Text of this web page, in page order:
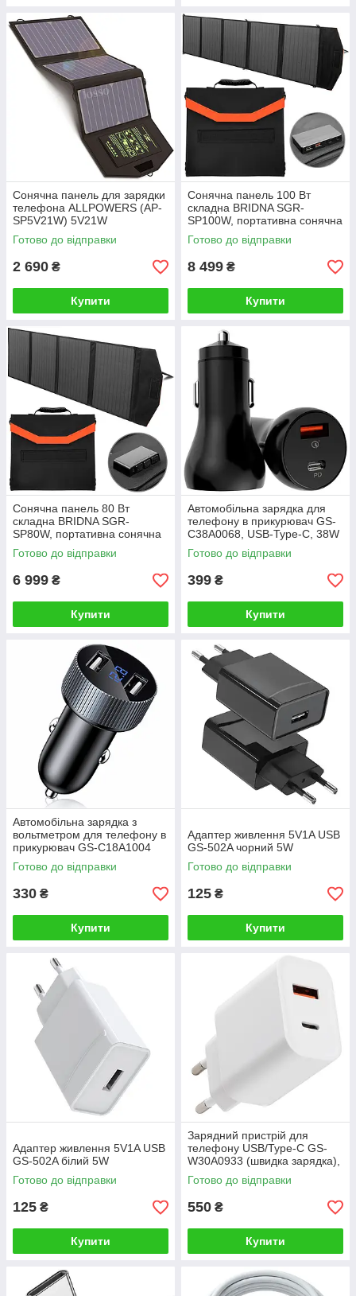
Сонячна панель для зарядки
телефона ALLPOWERS (AP-
SP5V21W) 5V21W
Готово до відправки
2 690 ₴
Купити
Сонячна панель 100 Вт
складна BRIDNA SGR-
SP100W, портативна сонячна
батарея
Готово до відправки
8 499 ₴
Купити
Сонячна панель 80 Вт
складна BRIDNA SGR-
SP80W, портативна сонячна
батарея
Готово до відправки
6 999 ₴
Купити
Автомобільна зарядка для
телефону в прикурювач GS-
C38A0068, USB-Type-C, 38W
Готово до відправки
399 ₴
Купити
Автомобільна зарядка з
вольтметром для телефону в
прикурювач GS-C18A1004
USB, 12W
Готово до відправки
330 ₴
Купити
Адаптер живлення 5V1A USB
GS-502A чорний 5W
Готово до відправки
125 ₴
Купити
Адаптер живлення 5V1A USB
GS-502A білий 5W
Готово до відправки
125 ₴
Купити
Зарядний пристрій для
телефону USB/Type-C GS-
W30A0933 (швидка зарядка),
30W
Готово до відправки
550 ₴
Купити